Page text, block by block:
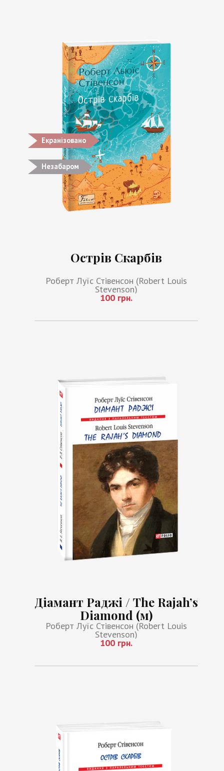
Незабаром
Екранізовано
Острів Скарбів
Роберт Луїс Стівенсон (Robert Louis
Stevenson)
100 грн.
Діамант Раджі / The Rajah’s
Diamond (м)
Роберт Луїс Стівенсон (Robert Louis
Stevenson)
100 грн.